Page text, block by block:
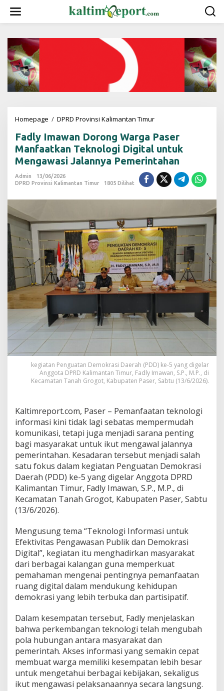
w
Homepage / DPRD Provinsi Kalimantan Timur
d
y
I
m
a
a
D
o
r
o
n
g
W
a
r
P
a
s
e
r
M
a
n
t
k
a
n
T
e
k
n
o
l
D
i
g
t
a
l
u
u
k
M
e
n
g
a
w
Fadly Imawan Dorong Warga Paser
Manfaatkan Teknologi Digital untuk
Mengawasi Jalannya Pemerintahan
Admin
13/06/2026
DPRD Provinsi Kalimantan Timur
1805 Dilihat
kegiatan Penguatan Demokrasi Daerah (PDD) ke-5 yang digelar
Anggota DPRD Kalimantan Timur, Fadly Imawan, S.P., M.P., di
Kecamatan Tanah Grogot, Kabupaten Paser, Sabtu (13/6/2026).
Kaltimreport.com, Paser – Pemanfaatan teknologi
informasi kini tidak lagi sebatas mempermudah
komunikasi, tetapi juga menjadi sarana penting
bagi masyarakat untuk ikut mengawal jalannya
pemerintahan. Kesadaran tersebut menjadi salah
satu fokus dalam kegiatan Penguatan Demokrasi
Daerah (PDD) ke-5 yang digelar Anggota DPRD
Kalimantan Timur, Fadly Imawan, S.P., M.P., di
Kecamatan Tanah Grogot, Kabupaten Paser, Sabtu
(13/6/2026).
Mengusung tema “Teknologi Informasi untuk
Efektivitas Pengawasan Publik dan Demokrasi
Digital”, kegiatan itu menghadirkan masyarakat
dari berbagai kalangan guna memperkuat
pemahaman mengenai pentingnya pemanfaatan
ruang digital dalam mendukung kehidupan
demokrasi yang lebih terbuka dan partisipatif.
Dalam kesempatan tersebut, Fadly menjelaskan
bahwa perkembangan teknologi telah mengubah
pola hubungan antara masyarakat dan
pemerintah. Akses informasi yang semakin cepat
membuat warga memiliki kesempatan lebih besar
untuk mengetahui berbagai kebijakan, sekaligus
ikut mengawasi pelaksanaannya secara langsung.